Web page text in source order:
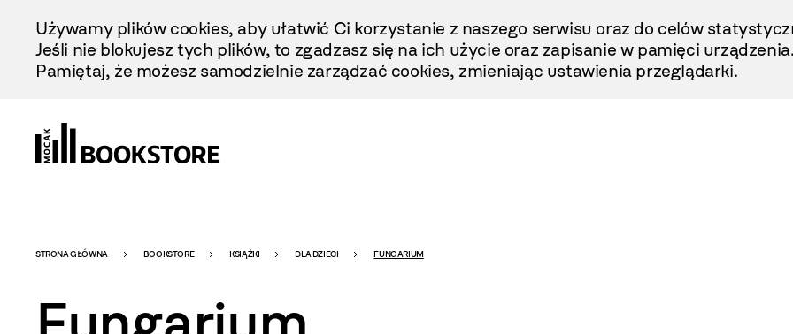
Treści
Używamy plików cookies, aby ułatwić Ci korzystanie z naszego serwisu oraz do celów
Jeśli nie blokujesz tych plików, to zgadzasz się na ich użycie oraz zapisanie w pamięci
Pamiętaj, że możesz samodzielnie zarządzać cookies, zmieniając ustawienia przeglądarki.
Bookstore
STRONA GŁÓWNA BOOKSTORE KSIĄŻKI DLA DZIECI FUNGARIUM